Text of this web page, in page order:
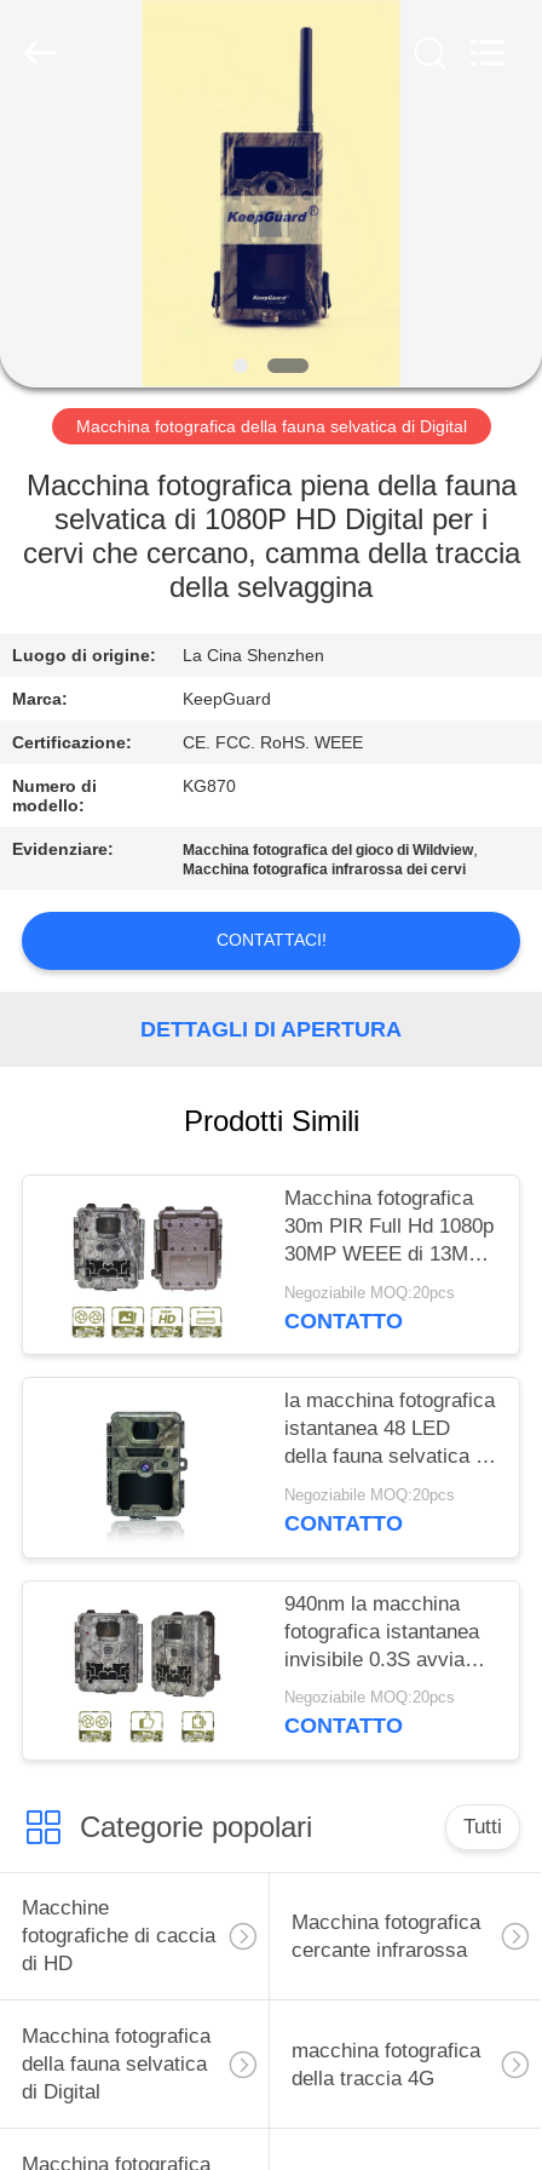
SU
DI
NOI
VISITA
ALLA
FABBRICA
CONTROLLO
DELLA
QUALITÀ
CONTATTACI
CHIEDI
DEL
SITO
POLITICA
SULLA
PRIVACY
Macchina fotografica della fauna selvatica di Digital
Macchina fotografica piena della fauna
selvatica di 1080P HD Digital per i
cervi che cercano, camma della traccia
della selvaggina
Luogo di origine: La Cina Shenzhen
Marca: KeepGuard
Certificazione: CE. FCC. RoHS. WEEE
Numero di
modello:
KG870
Evidenziare: Macchina fotografica del gioco di Wildview,
Macchina fotografica infrarossa dei cervi
CONTATTACI!
DETTAGLI DI APERTURA
Prodotti Simili
Macchina fotografica
30m PIR Full Hd 1080p
30MP WEEE di 13MP
Cmos Wildview Game
Negoziabile MOQ:20pcs
CONTATTO
la macchina fotografica
istantanea 48 LED
della fauna selvatica di
940nm Digital non non
emette luce PIR For
Negoziabile MOQ:20pcs
CONTATTO
940nm la macchina
fotografica istantanea
invisibile 0.3S avvia
cercare dei cervi
all'aperto
Negoziabile MOQ:20pcs
CONTATTO
Categorie popolari Tutti
Macchine
fotografiche di caccia
di HD
Macchina fotografica
cercante infrarossa
Macchina fotografica
della fauna selvatica
di Digital
macchina fotografica
della traccia 4G
Macchina fotografica